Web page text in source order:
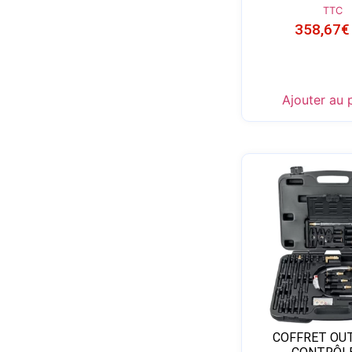
TTC
358,67€
Ajouter au
COFFRET